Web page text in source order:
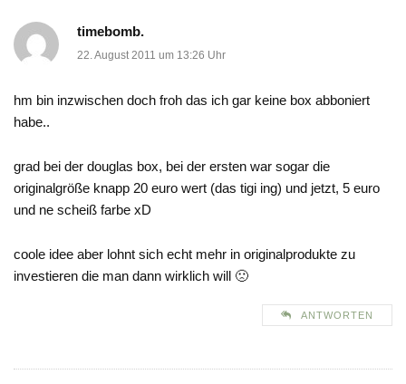
timebomb.
22. August 2011 um 13:26 Uhr
hm bin inzwischen doch froh das ich gar keine box abboniert
habe..
grad bei der douglas box, bei der ersten war sogar die
originalgröße knapp 20 euro wert (das tigi ing) und jetzt, 5 euro
und ne scheiß farbe xD
coole idee aber lohnt sich echt mehr in originalprodukte zu
investieren die man dann wirklich will 🙁
ANTWORTEN